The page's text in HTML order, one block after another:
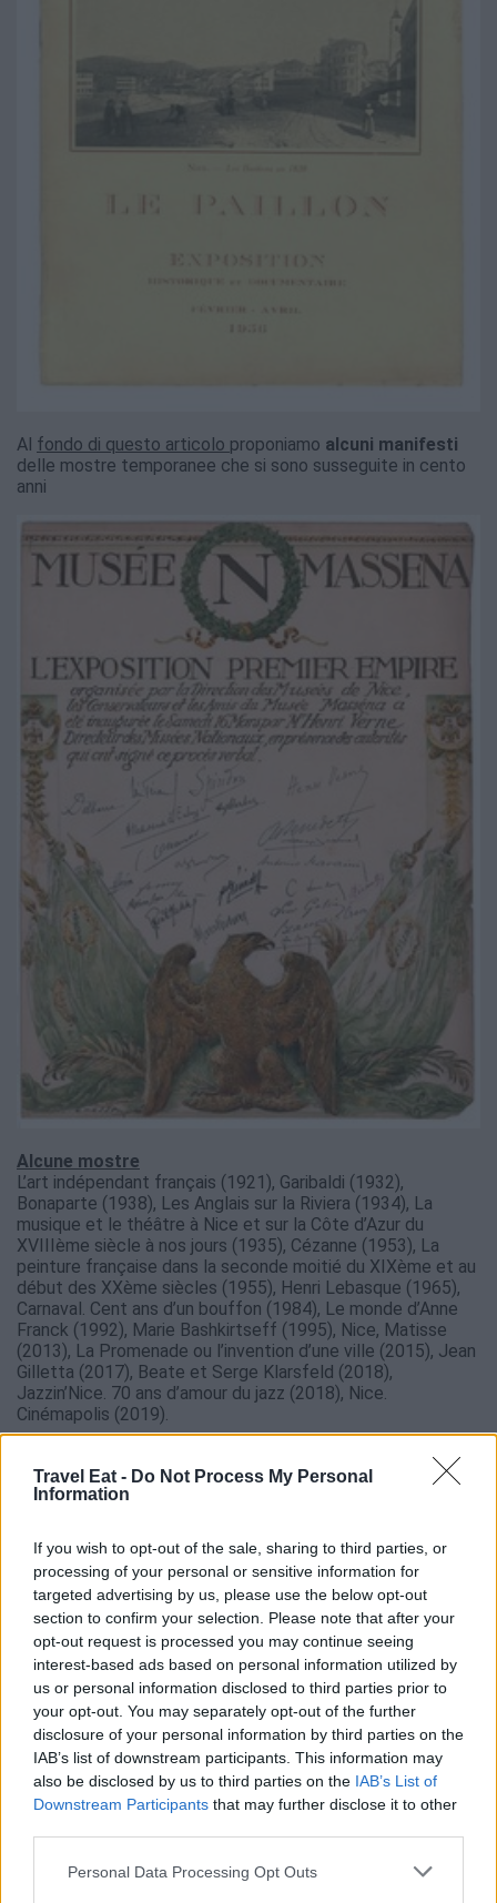
Travel Eat - Do Not Process My Personal
Information
If you wish to opt-out of the sale, sharing to third parties, or
processing of your personal or sensitive information for
targeted advertising by us, please use the below opt-out
section to confirm your selection. Please note that after your
opt-out request is processed you may continue seeing
interest-based ads based on personal information utilized by
us or personal information disclosed to third parties prior to
your opt-out. You may separately opt-out of the further
disclosure of your personal information by third parties on the
IAB’s list of downstream participants. This information may
also be disclosed by us to third parties on the IAB’s List of
Downstream Participants that may further disclose it to other
Personal Data Processing Opt Outs
Al fondo di questo articolo proponiamo alcuni manifesti
delle mostre temporanee che si sono susseguite in cento
anni
Alcune mostre
L’art indépendant français (1921), Garibaldi (1932),
Bonaparte (1938), Les Anglais sur la Riviera (1934), La
musique et le théâtre à Nice et sur la Côte d’Azur du
XVIIIème siècle à nos jours (1935), Cézanne (1953), La
peinture française dans la seconde moitié du XIXème et au
début des XXème siècles (1955), Henri Lebasque (1965),
Carnaval. Cent ans d’un bouffon (1984), Le monde d’Anne
Franck (1992), Marie Bashkirtseff (1995), Nice, Matisse
(2013), La Promenade ou l’invention d’une ville (2015), Jean
Gilletta (2017), Beate et Serge Klarsfeld (2018),
Jazzin’Nice. 70 ans d’amour du jazz (2018), Nice.
Cinémapolis (2019).